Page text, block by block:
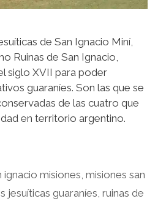
de San Ignacio Miní,
Ruinas de San Ignacio,
siglo XVII para poder
guaraníes. Son las que se
de las cuatro que
en territorio argentino.
ignacio misiones ,misiones san
jesuíticas guaraníes ruinas de